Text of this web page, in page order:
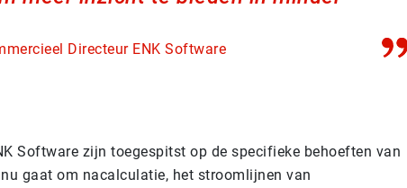
Directeur ENK Software
Software zijn toegespitst op de specifieke behoeften van
gaat om nacalculatie, het stroomlijnen van